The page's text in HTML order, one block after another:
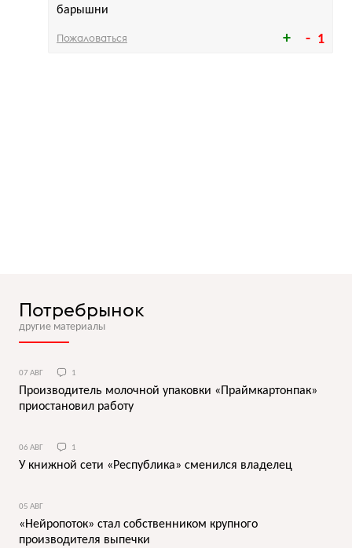
1
барышни
Пожаловаться
Потребрынок
другие материалы
07 АВГ 1
Производитель молочной упаковки «Праймкартонпак»
приостановил работу
06 АВГ 1
У книжной сети «Республика» сменился владелец
05 АВГ
«Нейропоток» стал собственником крупного
производителя выпечки